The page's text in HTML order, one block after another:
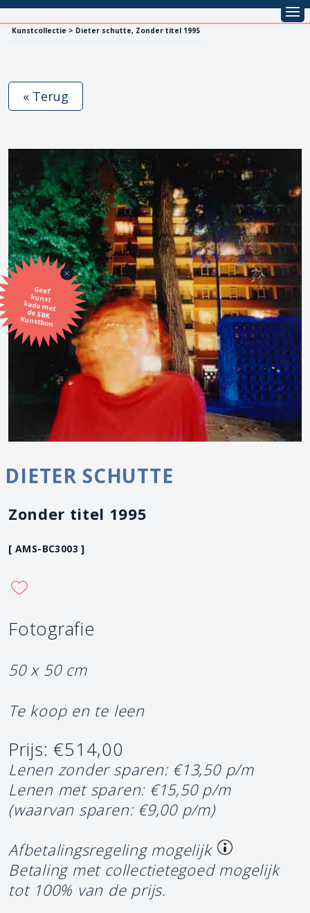
Kunstcollectie > Dieter schutte, Zonder titel 1995
Geef
kunst
kado met
de SBK
Kunstbon
« Terug
DIETER SCHUTTE
Zonder titel 1995
[ AMS-BC3003 ]
Fotografie
50 x 50 cm
Te koop en te leen
Prijs: €514,00
Lenen zonder sparen: €13,50 p/m
Lenen met sparen: €15,50 p/m
(waarvan sparen: €9,00 p/m)
Afbetalingsregeling mogelijk
Betaling met collectietegoed mogelijk
tot 100% van de prijs.